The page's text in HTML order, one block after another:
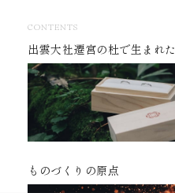
CONTENTS
出雲大社遷宮の杜で生まれ
ものづくりの原点